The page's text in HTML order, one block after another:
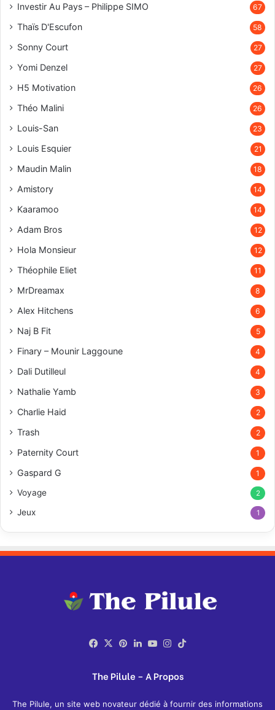
Investir Au Pays – Philippe SIMO 67
Thaïs D'Escufon 58
Sonny Court 27
Yomi Denzel 27
H5 Motivation 26
Théo Malini 26
Louis-San 23
Louis Esquier 21
Maudin Malin 18
Amistory 14
Kaaramoo 14
Adam Bros 12
Hola Monsieur 12
Théophile Eliet 11
MrDreamax 8
Alex Hitchens 6
Naj B Fit 5
Finary – Mounir Laggoune 4
Dali Dutilleul 4
Nathalie Yamb 3
Charlie Haid 2
Trash 2
Paternity Court 1
Gaspard G 1
Voyage 2
Jeux 1
Facebook
X Pinterest
Linkedin
YouTubeInstagram
The Pilule – A Propos
The Pilule, un site web novateur dédié à fournir des informations